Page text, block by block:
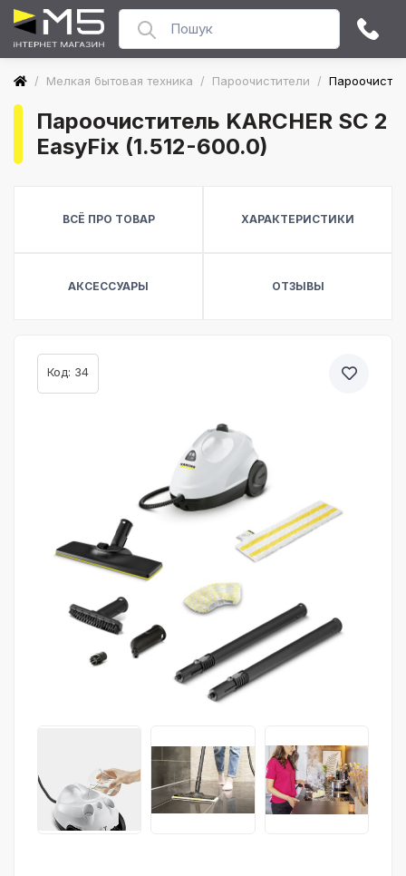
/ Мелкая бытовая техника / Пароочистители /
Пароочиститель KARCHER SC 2
EasyFix (1.512-600.0)
ВСЁ ПРО ТОВАР ХАРАКТЕРИСТИКИ
АКСЕССУАРЫ ОТЗЫВЫ
Код: 34